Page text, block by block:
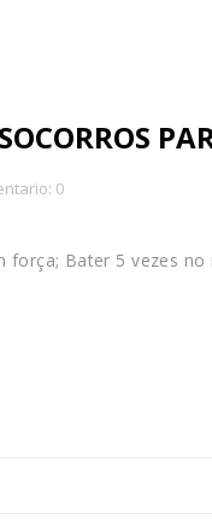
0
força; Bater 5 vezes